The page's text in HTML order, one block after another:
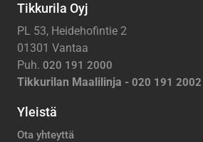
Tikkurila Oyj
PL 53, Heidehofintie 2
01301 Vantaa
Puh. 020 191 2000
Tikkurilan Maalilinja - 020 191 2002
Yleistä
Ota yhteyttä